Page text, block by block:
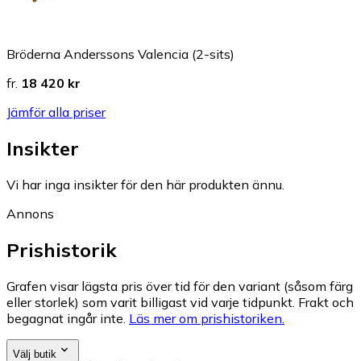
Bröderna Anderssons Valencia (2-sits)
fr. 18 420 kr
Jämför alla priser
Insikter
Vi har inga insikter för den här produkten ännu.
Annons
Prishistorik
Grafen visar lägsta pris över tid för den variant (såsom färg
eller storlek) som varit billigast vid varje tidpunkt. Frakt och
begagnat ingår inte. Läs mer om prishistoriken.
Välj butik